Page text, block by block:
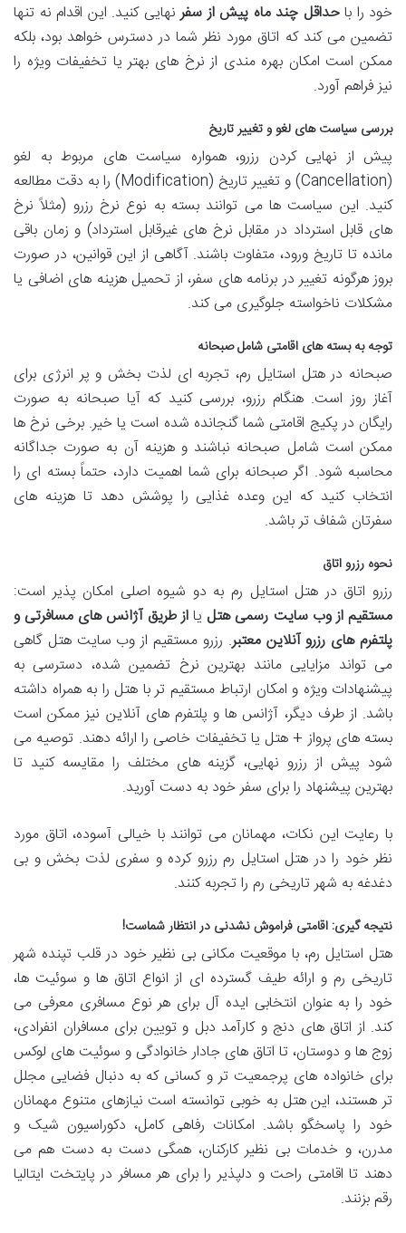
خود را باحداقل چند ماه پیش از سفرنهایی کنید. این اقدام نه تنها
تضمین می کند که اتاق مورد نظر شما در دسترس خواهد بود، بلکه
ممکن است امکان بهره مندی از نرخ های بهتر یا تخفیفات ویژه را
نیز فراهم آورد.
بررسی سیاست های لغو و تغییر تاریخ
پیش از نهایی کردن رزرو، همواره سیاست های مربوط به لغو
(Cancellation) و تغییر تاریخ (Modification) را به دقت مطالعه
کنید. این سیاست ها می توانند بسته به نوع نرخ رزرو (مثلاً نرخ
های قابل استرداد در مقابل نرخ های غیرقابل استرداد) و زمان باقی
مانده تا تاریخ ورود، متفاوت باشند. آگاهی از این قوانین، در صورت
بروز هرگونه تغییر در برنامه های سفر، از تحمیل هزینه های اضافی یا
مشکلات ناخواسته جلوگیری می کند.
توجه به بسته های اقامتی شامل صبحانه
صبحانه در هتل استایل رم، تجربه ای لذت بخش و پر انرژی برای
آغاز روز است. هنگام رزرو، بررسی کنید که آیا صبحانه به صورت
رایگان در پکیج اقامتی شما گنجانده شده است یا خیر. برخی نرخ ها
ممکن است شامل صبحانه نباشند و هزینه آن به صورت جداگانه
محاسبه شود. اگر صبحانه برای شما اهمیت دارد، حتماً بسته ای را
انتخاب کنید که این وعده غذایی را پوشش دهد تا هزینه های
سفرتان شفاف تر باشد.
نحوه رزرو اتاق
رزرو اتاق در هتل استایل رم به دو شیوه اصلی امکان پذیر است:
مستقیم از وب سایت رسمی هتل یااز طریق آژانس های مسافرتی و
پلتفرم های رزرو آنلاین معتبر. رزرو مستقیم از وب سایت هتل گاهی
می تواند مزایایی مانند بهترین نرخ تضمین شده، دسترسی به
پیشنهادات ویژه و امکان ارتباط مستقیم تر با هتل را به همراه داشته
باشد. از طرف دیگر، آژانس ها و پلتفرم های آنلاین نیز ممکن است
بسته های پرواز + هتل یا تخفیفات خاصی را ارائه دهند. توصیه می
شود پیش از رزرو نهایی، گزینه های مختلف را مقایسه کنید تا
بهترین پیشنهاد را برای سفر خود به دست آورید.
با رعایت این نکات، مهمانان می توانند با خیالی آسوده، اتاق مورد
نظر خود را در هتل استایل رم رزرو کرده و سفری لذت بخش و بی
دغدغه به شهر تاریخی رم را تجربه کنند.
نتیجه گیری: اقامتی فراموش نشدنی در انتظار شماست!
هتل استایل رم، با موقعیت مکانی بی نظیر خود در قلب تپنده شهر
تاریخی رم و ارائه طیف گسترده ای از انواع اتاق ها و سوئیت ها،
خود را به عنوان انتخابی ایده آل برای هر نوع مسافری معرفی می
کند. از اتاق های دنج و کارآمد دبل و تویین برای مسافران انفرادی،
زوج ها و دوستان، تا اتاق های جادار خانوادگی و سوئیت های لوکس
برای خانواده های پرجمعیت تر و کسانی که به دنبال فضایی مجلل
تر هستند، این هتل به خوبی توانسته است نیازهای متنوع مهمانان
خود را پاسخگو باشد. امکانات رفاهی کامل، دکوراسیون شیک و
مدرن، و خدمات بی نظیر کارکنان، همگی دست به دست هم می
دهند تا اقامتی راحت و دلپذیر را برای هر مسافر در پایتخت ایتالیا
رقم بزنند.